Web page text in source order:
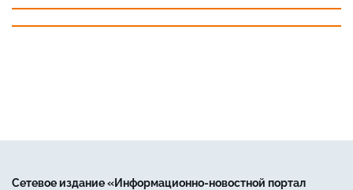
Сетевое издание «Информационно-новостной портал